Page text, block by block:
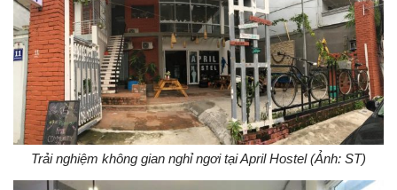
Trải nghiệm không gian nghỉ ngơi tại April Hostel (Ảnh: ST)